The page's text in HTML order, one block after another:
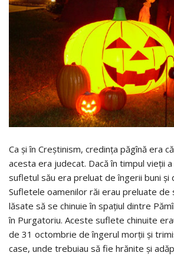
Ca și în Creștinism, credința păgînă era
acesta era judecat. Dacă în timpul vieții
sufletul său era preluat de îngerii buni și
Sufletele oamenilor răi erau preluate de
lăsate să se chinuie în spațiul dintre
în Purgatoriu. Aceste suflete chinuite
de 31 octombrie de îngerul morții și
case, unde trebuiau să fie hrănite și